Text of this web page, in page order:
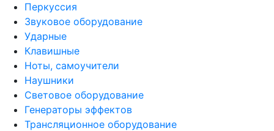
Перкуссия
Звуковое оборудование
Ударные
Клавишные
Ноты, самоучители
Наушники
Световое оборудование
Генераторы эффектов
Трансляционное оборудование